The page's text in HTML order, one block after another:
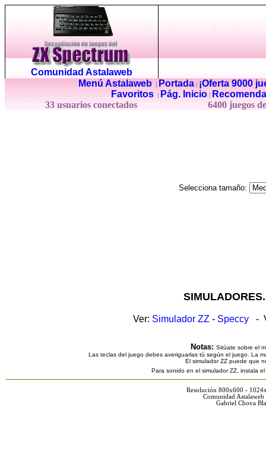
Comunidad Astalaweb
Menú Astalaweb| Portada|
¡Oferta 9000
Favoritos
Pág. Inicio
33 usuarios conectados
6400 juegos
Selecciona tamaño:
Ver: Simulador ZZ - Speccy -
Notas: Sitúate sobre el
Las teclas del juego debes averiguarlas tú según el juego. La
El simulador ZZ puede que
Para sonido en el simulador ZZ, instala
Resolución 800x600 -
Comunidad
Gabriel Chova